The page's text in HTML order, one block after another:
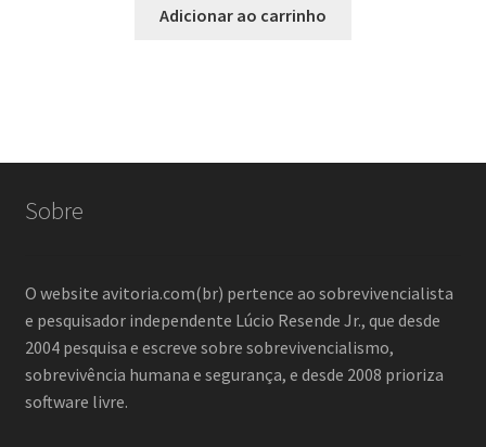
original
atual
Adicionar ao carrinho
Sobre
O website avitoria.com(br) pertence ao sobrevivencialista
e pesquisador independente Lúcio Resende Jr., que desde
2004 pesquisa e escreve sobre sobrevivencialismo,
sobrevivência humana e segurança, e desde 2008 prioriza
software livre.